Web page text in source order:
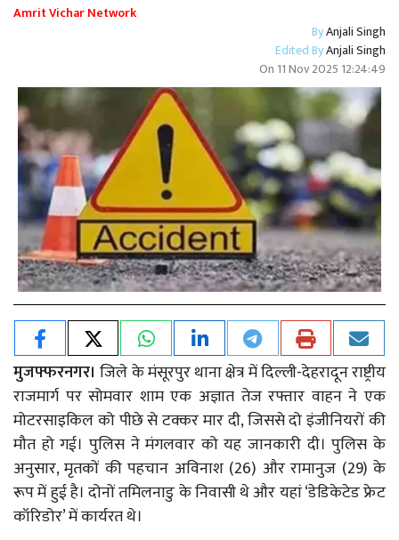
Amrit Vichar Network
ByAnjali Singh
Edited ByAnjali Singh
On 11 Nov 2025 12:24:49
मुजफ्फरनगर।जिले के मंसूरपुर थाना क्षेत्र में दिल्ली-देहरादून राष्ट्रीय
राजमार्ग पर सोमवार शाम एक अज्ञात तेज रफ्तार वाहन ने एक
मोटरसाइकिल को पीछे से टक्कर मार दी, जिससे दो इंजीनियरों की
मौत हो गई। पुलिस ने मंगलवार को यह जानकारी दी। पुलिस के
अनुसार, मृतकों की पहचान अविनाश (26) और रामानुज (29) के
रूप में हुई है। दोनों तमिलनाडु के निवासी थे और यहां ‘डेडिकेटेड फ्रेट
कॉरिडोर’ में कार्यरत थे।